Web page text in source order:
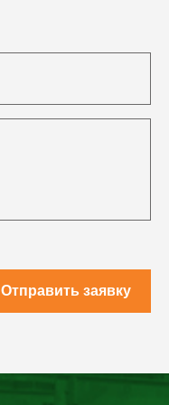
Отправить заявку